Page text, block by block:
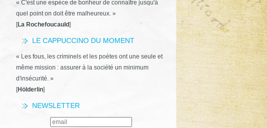
« C'est une espèce de bonheur de connaître jusqu'à
quel point on doit être malheureux. »
[La Rochefoucauld]
LE CAPPUCCINO DU MOMENT
« Les fous, les criminels et les poètes ont une seule et
même mission : assurer à la société un minimum
d'insécurité. »
[Hölderlin]
NEWSLETTER